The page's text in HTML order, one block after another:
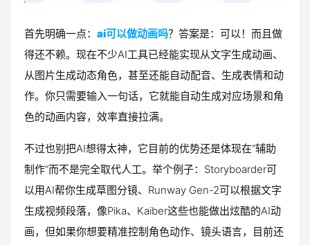
首先明确一点： ai可以做动画吗？答案是：可以！而且做
得还不赖。现在不少AI工具已经能实现从文字生成动画、
从图片生成动态角色，甚至还能自动配音、生成表情和动
作。你只需要输入一句话，它就能自动生成对应场景和角
色的动画内容，效率直接拉满。
不过也别把AI想得太神，它目前的优势还是体现在“辅助
制作”而不是完全取代人工。举个例子：Storyboarder可
以用AI帮你生成草图分镜、Runway Gen-2可以根据文字
生成视频段落，像Pika、Kaiber这些也能做出炫酷的AI动
画，但如果你想要精准控制角色动作、镜头语言，目前还